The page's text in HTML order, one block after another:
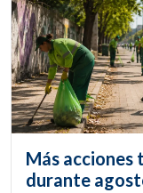
Más
durante